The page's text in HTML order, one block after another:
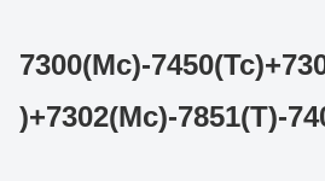
7300(Mc)-
)+7302(Mc)-7851(T)-